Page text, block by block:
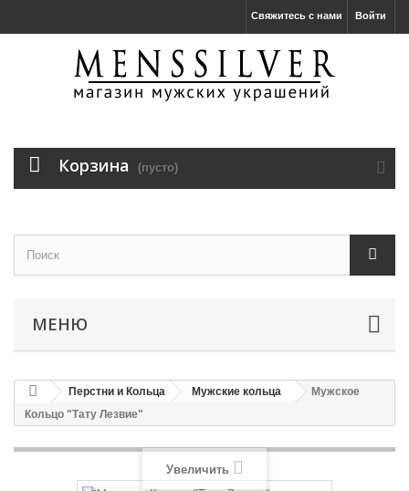
Войти
Свяжитесь с нами
Корзина (пусто)
МЕНЮ
Перстни и Кольца Мужские кольца
Мужское
Кольцо "Тату Лезвие"
Увеличить